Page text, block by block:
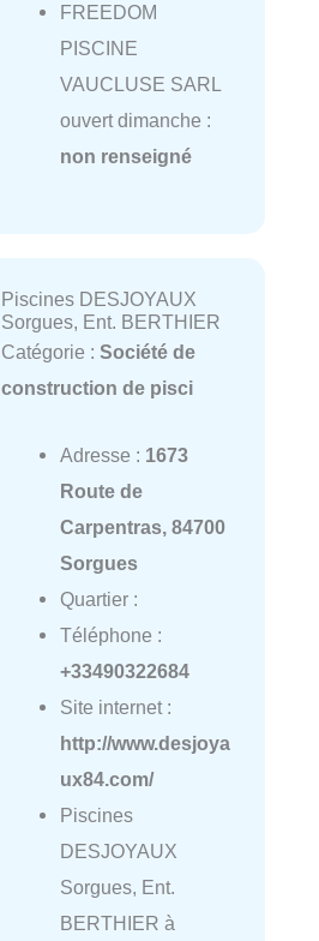
FREEDOM
PISCINE
VAUCLUSE SARL
ouvert dimanche :
non renseigné
Piscines DESJOYAUX
Sorgues, Ent. BERTHIER
Catégorie : Société de
construction de pisci
Adresse : 1673
Route de
Carpentras, 84700
Sorgues
Quartier :
Téléphone :
+33490322684
Site internet :
http://www.desjoya
ux84.com/
Piscines
DESJOYAUX
Sorgues, Ent.
BERTHIER à